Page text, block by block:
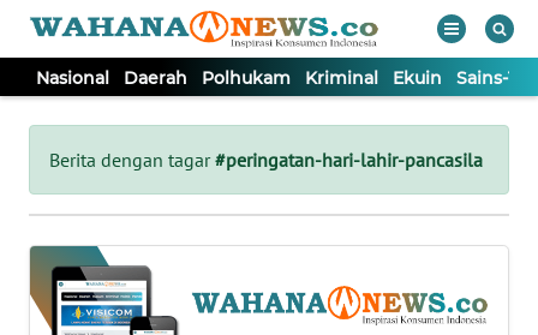
Nasional Daerah Polhukam Kriminal Ekuin Sains-
Berita dengan tagar#peringatan-hari-lahir-pancasila
Tutup
NASIONAL
DAERAH